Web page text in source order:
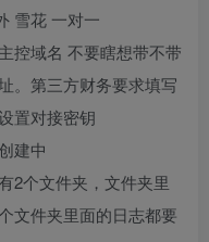
雪花 一对一
控域名 不要瞎想带不带
。第三方财务要求填写
置对接密钥
建中
2个文件夹，文件夹里
文件夹里面的日志都要